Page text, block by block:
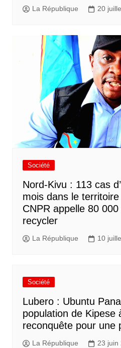
La République 20
Société
Nord-Kivu : 113 cas
mois dans le
CNPR appelle 80
recycler
La République 10
Société
Lubero : Ubuntu
population de Kipese
reconquête pour une
La République 23 juin